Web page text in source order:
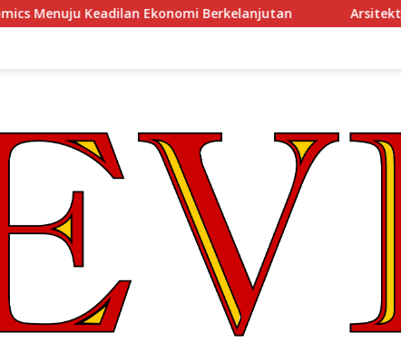
Berkelanjutan Arsitektur Perekonomian Abad